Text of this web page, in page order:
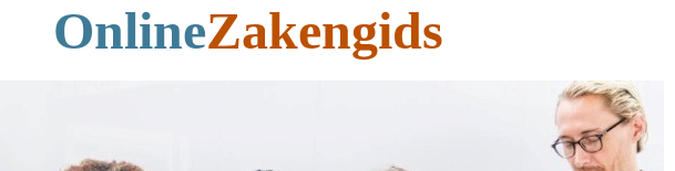
OnlineZakengids